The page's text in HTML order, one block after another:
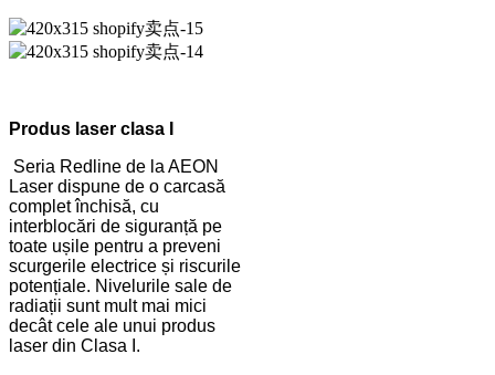
Produs laser clasa I
Seria Redline de la AEON
Laser dispune de o carcasă
complet închisă, cu
interblocări de siguranță pe
toate ușile pentru a preveni
scurgerile electrice și riscurile
potențiale. Nivelurile sale de
radiații sunt mult mai mici
decât cele ale unui produs
laser din Clasa I.